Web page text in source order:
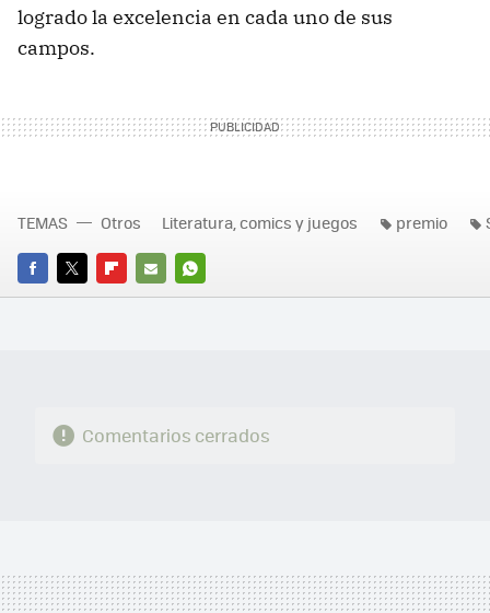
logrado la excelencia en cada uno de sus
campos.
FACEBOOK
TWITTERFLIPBOARD
E-
WHATSAPP
TEMAS Otros Literatura, comics y juegos premio
Comentarios cerrados